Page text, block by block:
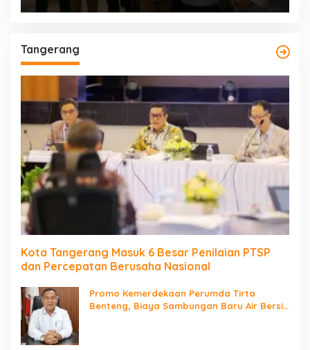
Tangerang
Kota Tangerang Masuk 6 Besar Penilaian PTSP
dan Percepatan Berusaha Nasional
Promo Kemerdekaan Perumda Tirta
Benteng, Biaya Sambungan Baru Air Bersih